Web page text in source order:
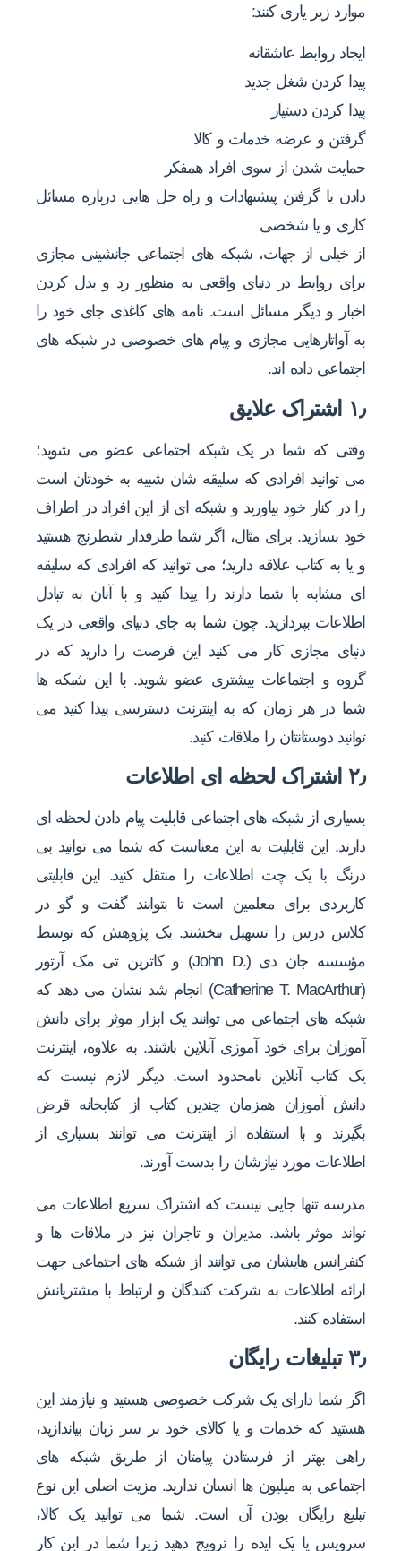
موارد زیر یاری کنند:
ایجاد روابط عاشقانه
پیدا کردن شغل جدید
پیدا کردن دستیار
گرفتن و عرضه خدمات و کالا
حمایت شدن از سوی افراد همفکر
دادن یا گرفتن پیشنهادات و راه حل هایی درباره مسائل
کاری و یا شخصی
از خیلی از جهات، شبکه های اجتماعی جانشینی مجازی
برای روابط در دنیای واقعی به منظور رد و بدل کردن
اخبار و دیگر مسائل است. نامه های کاغذی جای خود را
به آواتارهایی مجازی و پیام های خصوصی در شبکه های
اجتماعی داده اند.
۱٫ اشتراک علایق
وقتی که شما در یک شبکه اجتماعی عضو می شوید؛
می توانید افرادی که سلیقه شان شبیه به خودتان است
را در کنار خود بیاورید و شبکه ای از این افراد در اطراف
خود بسازید. برای مثال، اگر شما طرفدار شطرنج هستید
و یا به کتاب علاقه دارید؛ می توانید که افرادی که سلیقه
ای مشابه با شما دارند را پیدا کنید و با آنان به تبادل
اطلاعات بپردازید. چون شما به جای دنیای واقعی در یک
دنیای مجازی کار می کنید این فرصت را دارید که در
گروه و اجتماعات بیشتری عضو شوید. با این شبکه ها
شما در هر زمان که به اینترنت دسترسی پیدا کنید می
توانید دوستانتان را ملاقات کنید.
۲٫ اشتراک لحظه ای اطلاعات
بسیاری از شبکه های اجتماعی قابلیت پیام دادن لحظه ای
دارند. این قابلیت به این معناست که شما می توانید بی
درنگ با یک چت اطلاعات را منتقل کنید. این قابلیتی
کاربردی برای معلمین است تا بتوانند گفت و گو در
کلاس درس را تسهیل ببخشند. یک پژوهش که توسط
مؤسسه جان دی (.John D) و کاترین تی مک آرتور
(Catherine T. MacArthur) انجام شد نشان می دهد که
شبکه های اجتماعی می توانند یک ابزار موثر برای دانش
آموزان برای خود آموزی آنلاین باشند. به علاوه، اینترنت
یک کتاب آنلاین نامحدود است. دیگر لازم نیست که
دانش آموزان همزمان چندین کتاب از کتابخانه قرض
بگیرند و با استفاده از اینترنت می توانند بسیاری از
اطلاعات مورد نیازشان را بدست آورند.
مدرسه تنها جایی نیست که اشتراک سریع اطلاعات می
تواند موثر باشد. مدیران و تاجران نیز در ملاقات ها و
کنفرانس هایشان می توانند از شبکه های اجتماعی جهت
ارائه اطلاعات به شرکت کنندگان و ارتباط با مشتریانش
استفاده کنند.
۳٫ تبلیغات رایگان
اگر شما دارای یک شرکت خصوصی هستید و نیازمند این
هستید که خدمات و یا کالای خود بر سر زبان بیاندازید،
راهی بهتر از فرستادن پیامتان از طریق شبکه های
اجتماعی به میلیون ها انسان ندارید. مزیت اصلی این نوع
تبلیغ رایگان بودن آن است. شما می توانید یک کالا،
سرویس یا یک ایده را ترویج دهید زیرا شما در این کار